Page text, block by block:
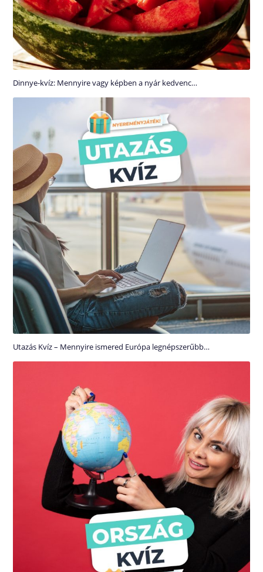
Dinnye-kvíz: Mennyire vagy képben a nyár kedvenc…
Utazás Kvíz – Mennyire ismered Európa legnépszerűbb…